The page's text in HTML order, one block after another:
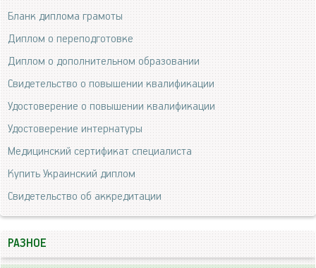
Бланк диплома грамоты
Диплом о переподготовке
Диплом о дополнительном образовании
Свидетельство о повышении квалификации
Удостоверение о повышении квалификации
Удостоверение интернатуры
Медицинский сертификат специалиста
Купить Украинский диплом
Свидетельство об аккредитации
РАЗНОЕ